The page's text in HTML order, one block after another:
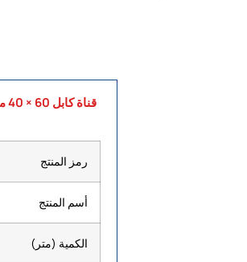
قناة كابل 60 × 40 مم
رمز المنتج
أسم المنتج
الكمية (متر)